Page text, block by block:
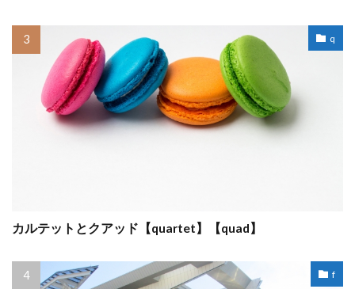
q
カルテットとクアッド【quartet】【quad】
f